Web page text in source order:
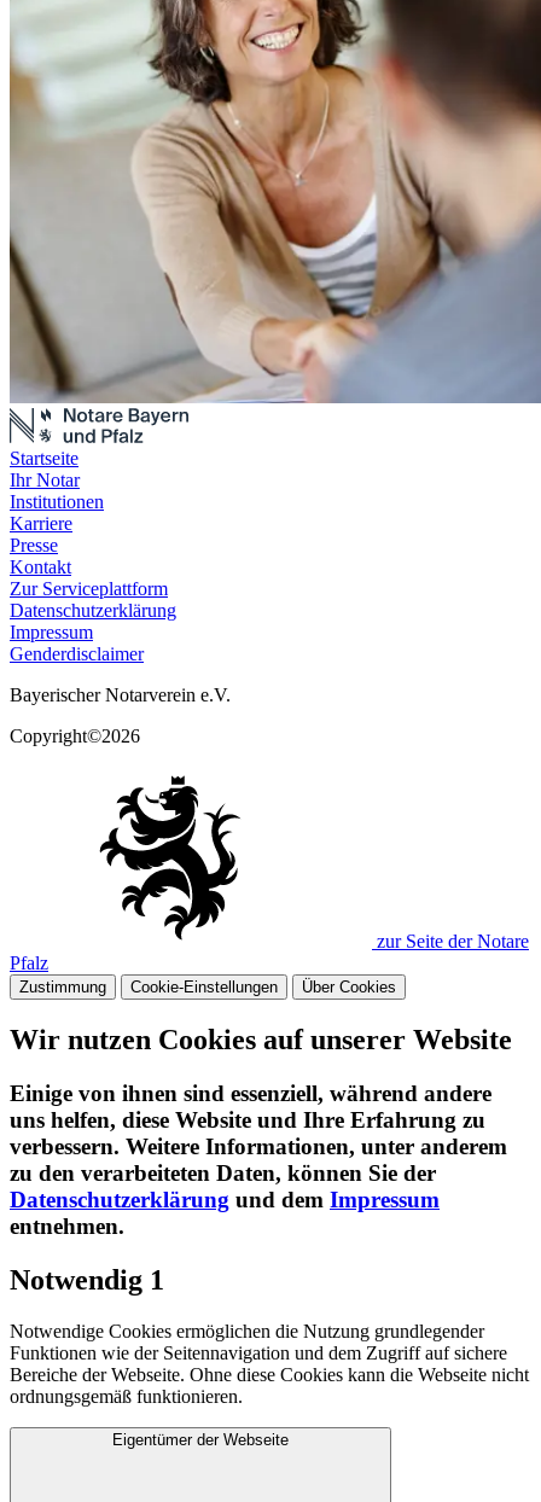
Startseite
Ihr Notar
Institutionen
Karriere
Presse
Kontakt
Zur Serviceplattform
Datenschutzerklärung
Impressum
Genderdisclaimer
Bayerischer Notarverein e.V.
Copyright©2026
zur Seite der Notare
Pfalz
Zustimmung Cookie-Einstellungen Über Cookies
Wir nutzen Cookies auf unserer Website
Einige von ihnen sind essenziell, während andere
uns helfen, diese Website und Ihre Erfahrung zu
verbessern. Weitere Informationen, unter anderem
zu den verarbeiteten Daten, können Sie der
Datenschutzerklärung und dem Impressum
entnehmen.​
Notwendig 1
Notwendige Cookies ermöglichen die Nutzung grundlegender
Funktionen wie der Seitennavigation und dem Zugriff auf sichere
Bereiche der Webseite. Ohne diese Cookies kann die Webseite nicht
ordnungsgemäß funktionieren.
Eigentümer der Webseite